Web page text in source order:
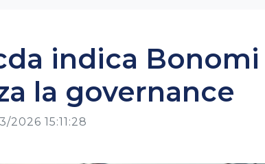
indica Bonomi
la governance
2026 15:11:28